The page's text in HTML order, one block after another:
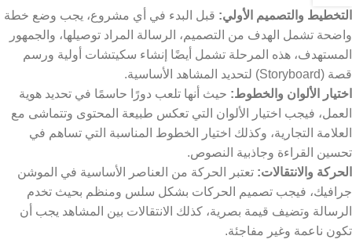
التخطيط والتصميم الأولي: قبل البدء في أي مشروع، يجب وضع خطة
واضحة تشمل الهدف من التصميم، الرسالة المراد توصيلها، والجمهور
المستهدف، هذه المرحلة تشمل أيضًا إنشاء سكيتشات أولية ورسم
قصة (Storyboard) لتحديد المشاهد الأساسية.
اختيار الألوان والخطوط: حيث أنها تلعب دورًا حاسمًا في تحديد هوية
العمل، فيجب اختيار الألوان التي تعكس طبيعة المحتوى وتتماشى مع
العلامة التجارية، وكذلك اختيار الخطوط المناسبة التي تساهم في
تحسين القراءة وجاذبية النصوص.
الحركة والانتقالات: تعتبر الحركة من العناصر الأساسية في الموشن
جرافيك، فيجب تصميم الحركات بشكل سلس ومنظم بحيث تخدم
الرسالة وتضيف قيمة بصرية، كذلك الانتقالات بين المشاهد يجب أن
تكون ناعمة وغير مفاجئة.